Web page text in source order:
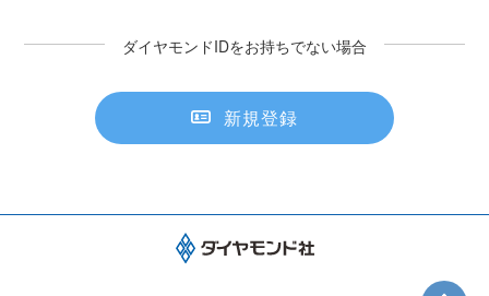
ダイヤモンドIDをお持ちでない場合
新規登録